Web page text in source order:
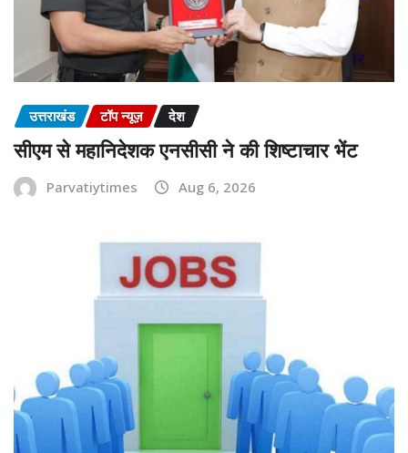
उत्तराखंड टॉप न्यूज़ देश
सीएम से महानिदेशक एनसीसी ने की शिष्टाचार भेंट
Parvatiytimes Aug 6, 2026